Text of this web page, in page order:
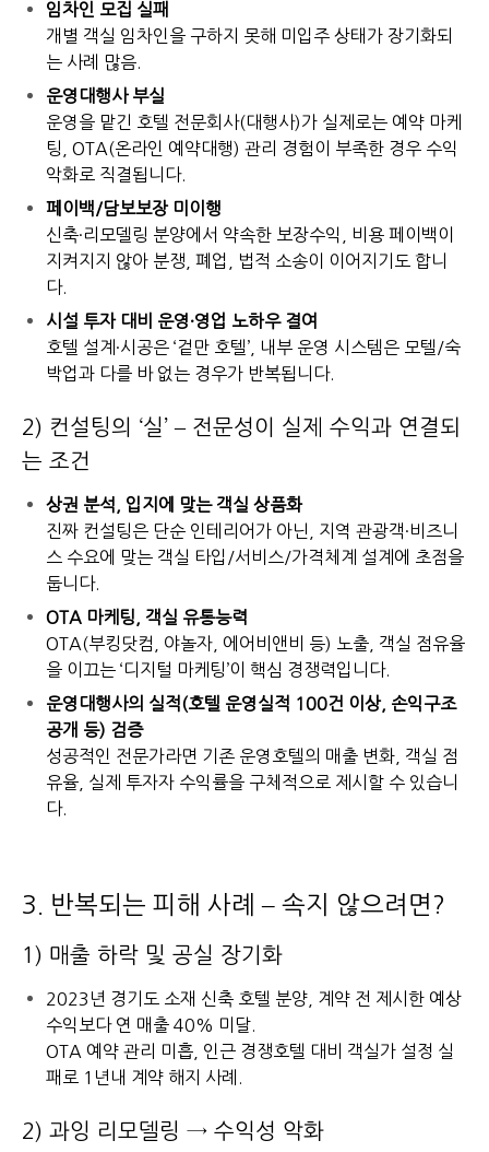
임차인 모집 실패
개별 객실 임차인을 구하지 못해 미입주 상태가 장기화되
는 사례 많음.
운영대행사 부실
운영을 맡긴 호텔 전문회사(대행사)가 실제로는 예약 마케
팅, OTA(온라인 예약대행) 관리 경험이 부족한 경우 수익
악화로 직결됩니다.
페이백/담보보장 미이행
신축·리모델링 분양에서 약속한 보장수익, 비용 페이백이
지켜지지 않아 분쟁, 폐업, 법적 소송이 이어지기도 합니
다.
시설 투자 대비 운영·영업 노하우 결여
호텔 설계·시공은 ‘겉만 호텔’, 내부 운영 시스템은 모텔/숙
박업과 다를 바 없는 경우가 반복됩니다.
2) 컨설팅의 ‘실’ – 전문성이 실제 수익과 연결되
는 조건
상권 분석, 입지에 맞는 객실 상품화
진짜 컨설팅은 단순 인테리어가 아닌, 지역 관광객·비즈니
스 수요에 맞는 객실 타입/서비스/가격체계 설계에 초점을
둡니다.
OTA 마케팅, 객실 유통능력
OTA(부킹닷컴, 야놀자, 에어비앤비 등) 노출, 객실 점유율
을 이끄는 ‘디지털 마케팅’이 핵심 경쟁력입니다.
운영대행사의 실적(호텔 운영실적 100건 이상, 손익구조
공개 등) 검증
성공적인 전문가라면 기존 운영호텔의 매출 변화, 객실 점
유율, 실제 투자자 수익률을 구체적으로 제시할 수 있습니
다.
3. 반복되는 피해 사례 – 속지 않으려면?
1) 매출 하락 및 공실 장기화
2023년 경기도 소재 신축 호텔 분양, 계약 전 제시한 예상
수익보다 연 매출 40% 미달.
OTA 예약 관리 미흡, 인근 경쟁호텔 대비 객실가 설정 실
패로 1년내 계약 해지 사례.
2) 과잉 리모델링 → 수익성 악화